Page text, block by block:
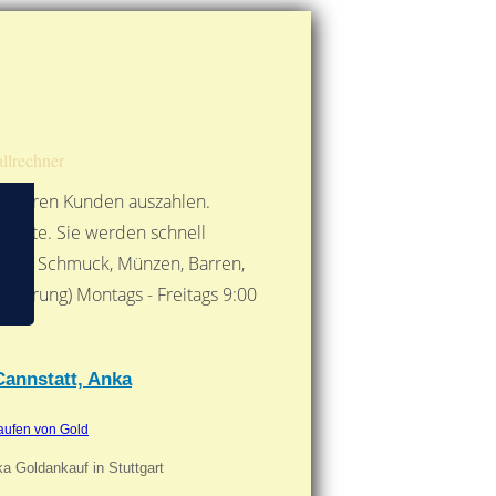
Kunden auszahlen.
Sie werden schnell
Schmuck, Münzen, Barren,
Montags - Freitags 9:00
Anka
von Gold
Goldankauf in Stuttgart